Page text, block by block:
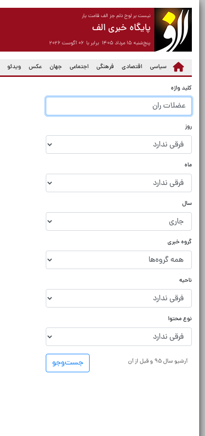
نیست بر لوح دلم جز الف قامت یار
پایگاه خبری الف
پنج‌شنبه ۱۵ مرداد ۱۴۰۵ برابر با ۰۶ آگوست ۲۰۲۶
سیاسی اقتصادی فرهنگی اجتماعی جهان عکس ویدئو
کلید واژه
روز
ماه
سال
گروه خبری
ناحیه
نوع محتوا
جست‌و‌جو آرشیو سال ۹۵ و قبل از آن